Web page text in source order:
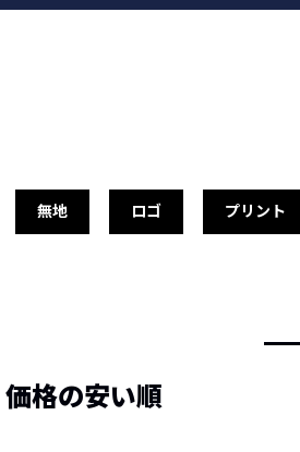
無地 ロゴ プリント
価格の安い順